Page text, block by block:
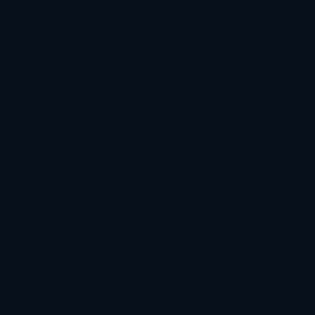
prácticos y herramientas de detección ToDetect para